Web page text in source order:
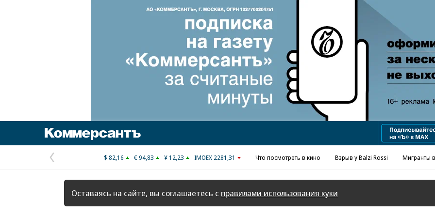
Реклама в «Ъ» www.kommersant.ru/ad
Предыдущая
страница
$ 82,16 € 94,83 ¥ 12,23 IMOEX 2281,31 Что посмотреть в кино Взрыв у Balzi Rossi Мигранты
Оставаясь на сайте, вы соглашаетесь с правилами использования куки